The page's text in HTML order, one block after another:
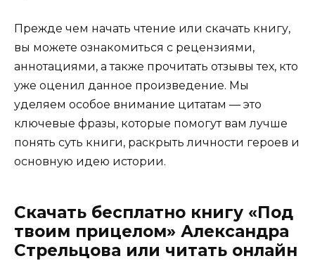
Прежде чем начать чтение или скачать книгу,
вы можете ознакомиться с рецензиями,
аннотациями, а также прочитать отзывы тех, кто
уже оценил данное произведение. Мы
уделяем особое внимание цитатам — это
ключевые фразы, которые помогут вам лучше
понять суть книги, раскрыть личности героев и
основную идею истории.
Скачать бесплатно книгу «Под
твоим прицелом» Александра
Стрельцова или читать онлайн